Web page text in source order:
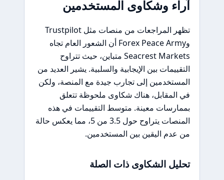
آراء وشكاوى المستخدمين
تظهر المراجعات من منصات مثل Trustpilot
وForex Peace Army أن الشعور العام تجاه
Seacrest Markets متباين، حيث تتراوح
التقييمات بين الإيجابية والسلبية. يشير العديد من
المستخدمين إلى تجارب جيدة مع المنصة، ولكن
في المقابل، هناك شكاوى ملحوظة تتعلق
بممارسات معينة. متوسط التقييمات في هذه
المنصات يتراوح حول 3.5 من 5، مما يعكس حالة
من عدم اليقين بين المستخدمين.
تحليل الشكاوى ذات الصلة